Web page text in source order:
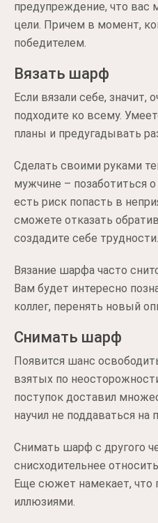
предупреждение, что вас
цели. Причем в момент,
победителем.
Вязать шарф
Если вязали себе, значит,
подходите ко всему.
планы и предугадывать
Сделать своими руками
мужчине – позаботиться
есть риск попасть в
сможете отказать
создадите себе трудности.
Вязание шарфа часто
Вам будет интересно
коллег, перенять новый
Снимать шарф
Появится шанс
взятых по
поступок доставил
научил не поддаваться на
Снимать шарф с другого
снисходительнее
Еще сюжет намекает, что
иллюзиями.